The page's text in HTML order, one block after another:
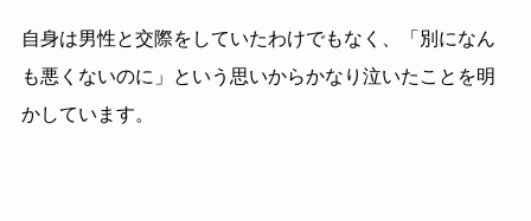
自身は男性と交際をしていたわけでもなく、「別になん
も悪くないのに」という思いからかなり泣いたことを明
かしています。